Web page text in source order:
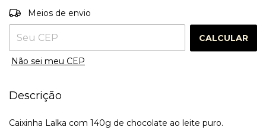
Entregas para o CEP:
Meios de envio
CALCULAR
Não sei meu CEP
Descrição
Caixinha Lalka com 140g de chocolate ao leite puro.